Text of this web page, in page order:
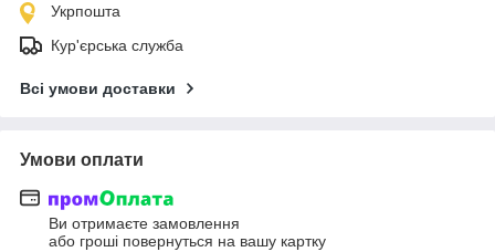
Укрпошта
Кур'єрська служба
Всі умови доставки
Умови оплати
Ви отримаєте замовлення
або гроші повернуться на вашу картку